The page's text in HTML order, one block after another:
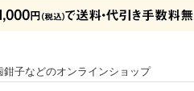
子などのオンラインショップ